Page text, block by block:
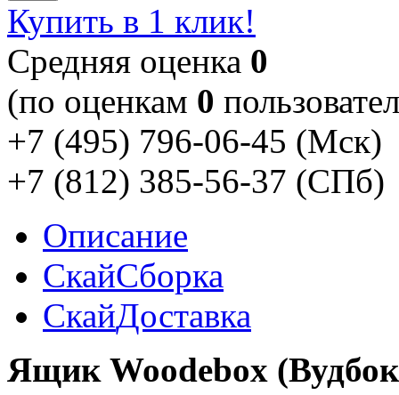
Купить в 1 клик!
Cредняя оценка 0
(по оценкам 0
+7 (495) 796-06-45 (Мск)
+7 (812) 385-56-37 (СПб)
Описание
СкайСборка
СкайДоставка
Ящик Woodebox